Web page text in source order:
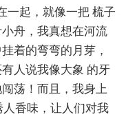
一起，就像一把 梳子
舟，我真想在河流
着的弯弯的月芽，
人说我像大象 的牙
荡！而且，我身上
香味，让人们对我